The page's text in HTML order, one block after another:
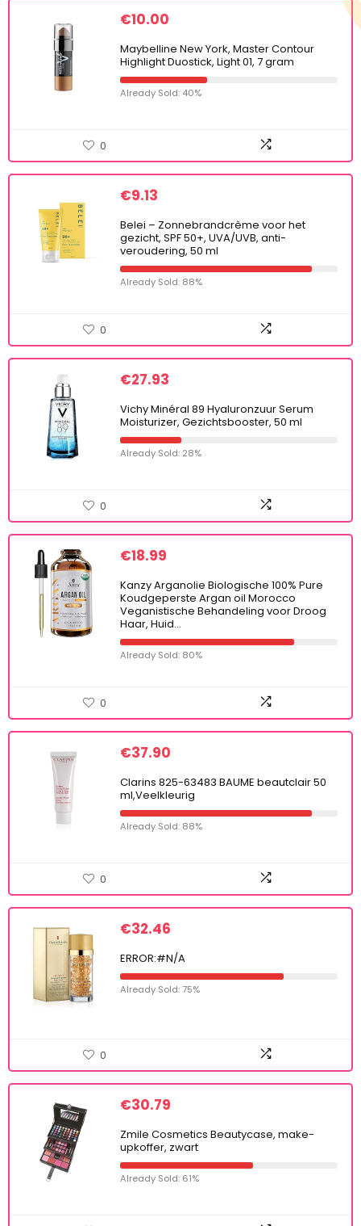
€10.00
Maybelline New York, Master Contour
Highlight Duostick, Light 01, 7 gram
Already Sold: 40%
0
€9.13
Belei – Zonnebrandcrème voor het
gezicht, SPF 50+, UVA/UVB, anti-
veroudering, 50 ml
Already Sold: 88%
0
€27.93
Vichy Minéral 89 Hyaluronzuur Serum
Moisturizer, Gezichtsbooster, 50 ml
Already Sold: 28%
0
€18.99
Kanzy Arganolie Biologische 100% Pure
Koudgeperste Argan oil Morocco
Veganistische Behandeling voor Droog
Haar, Huid…
Already Sold: 80%
0
€37.90
Clarins 825-63483 BAUME beautclair 50
ml,Veelkleurig
Already Sold: 88%
0
€32.46
ERROR:#N/A
Already Sold: 75%
0
€30.79
Zmile Cosmetics Beautycase, make-
upkoffer, zwart
Already Sold: 61%